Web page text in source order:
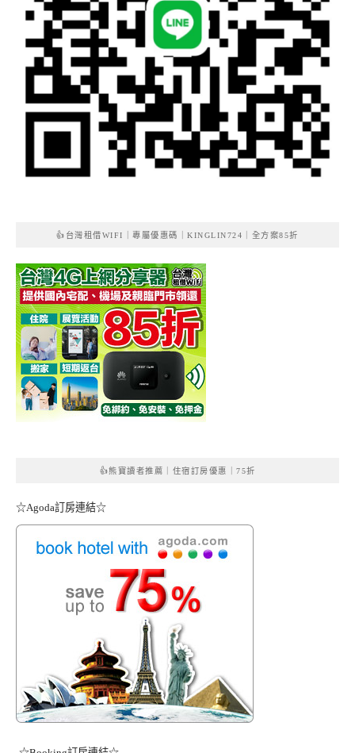
👍台灣租借WIFI｜專屬優惠碼｜KINGLIN724｜全方案85折
👍熊寶讀者推薦｜住宿訂房優惠｜75折
☆Agoda訂房連結☆